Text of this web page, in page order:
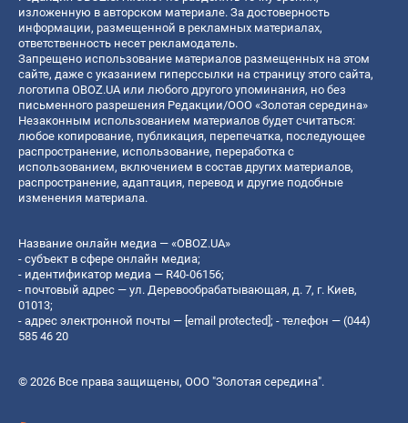
изложенную в авторском материале. За достоверность
информации, размещенной в рекламных материалах,
ответственность несет рекламодатель.
Запрещено использование материалов размещенных на этом
сайте, даже с указанием гиперссылки на страницу этого сайта,
логотипа OBOZ.UA или любого другого упоминания, но без
письменного разрешения Редакции/ООО «Золотая середина»
Незаконным использованием материалов будет считаться:
любое копирование, публикация, перепечатка, последующее
распространение, использование, переработка с
использованием, включением в состав других материалов,
распространение, адаптация, перевод и другие подобные
изменения материала.
Название онлайн медиа — «OBOZ.UA»
- субъект в сфере онлайн медиа;
- идентификатор медиа — R40-06156;
- почтовый адрес — ул. Деревообрабатывающая, д. 7, г. Киев,
01013;
- адрес электронной почты — [email protected] ; - телефон — (044)
585 46 20
© 2026 Все права защищены, ООО "Золотая середина".